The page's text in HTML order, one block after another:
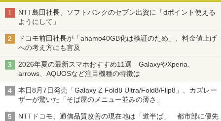
NTT島田社長、ソフトバンクのセブン出資に「dポイント使える
ようにして」
ドコモ前田社長が「ahamo40GB化は検証のため」、料金値上げ
への考え方にも言及
2026年夏の最新スマホおすすめ11選 GalaxyやXperia、
arrows、AQUOSなど注目機種の特徴は
本日8月7日発売「Galaxy Z Fold8 Ultra/Fold8/Flip8」、カズレー
ザーが驚いた「そば屋のメニュー並みの薄さ」
NTTドコモ、通信品質改善の現在地は「道半ば」 都市部に優先